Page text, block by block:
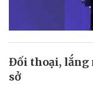
Đối thoại, lắng
sở